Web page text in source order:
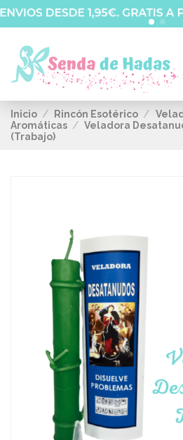
Inicio Rincón Esotérico
Aromáticas
Veladora
(Trabajo)